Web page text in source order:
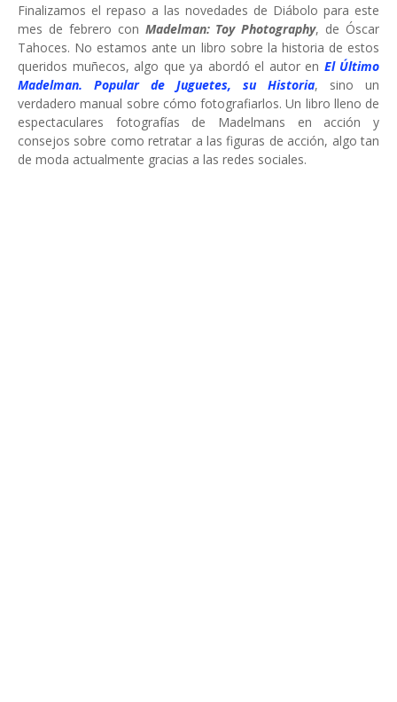
Finalizamos el repaso a las novedades de Diábolo para este
mes de febrero con Madelman: Toy Photography, de Óscar
Tahoces. No estamos ante un libro sobre la historia de estos
queridos muñecos, algo que ya abordó el autor en El Último
Madelman. Popular de Juguetes, su Historia, sino un
verdadero manual sobre cómo fotografiarlos. Un libro lleno de
espectaculares fotografías de Madelmans en acción y
consejos sobre como retratar a las figuras de acción, algo tan
de moda actualmente gracias a las redes sociales.